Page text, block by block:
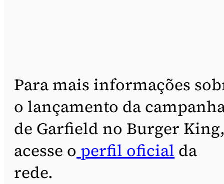
Para mais informações
o lançamento da
de Garfield no Burger
acesse o perfil oficial da
rede.